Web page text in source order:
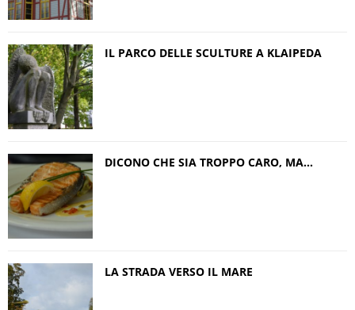
IL PARCO DELLE SCULTURE A KLAIPEDA
DICONO CHE SIA TROPPO CARO, MA…
LA STRADA VERSO IL MARE